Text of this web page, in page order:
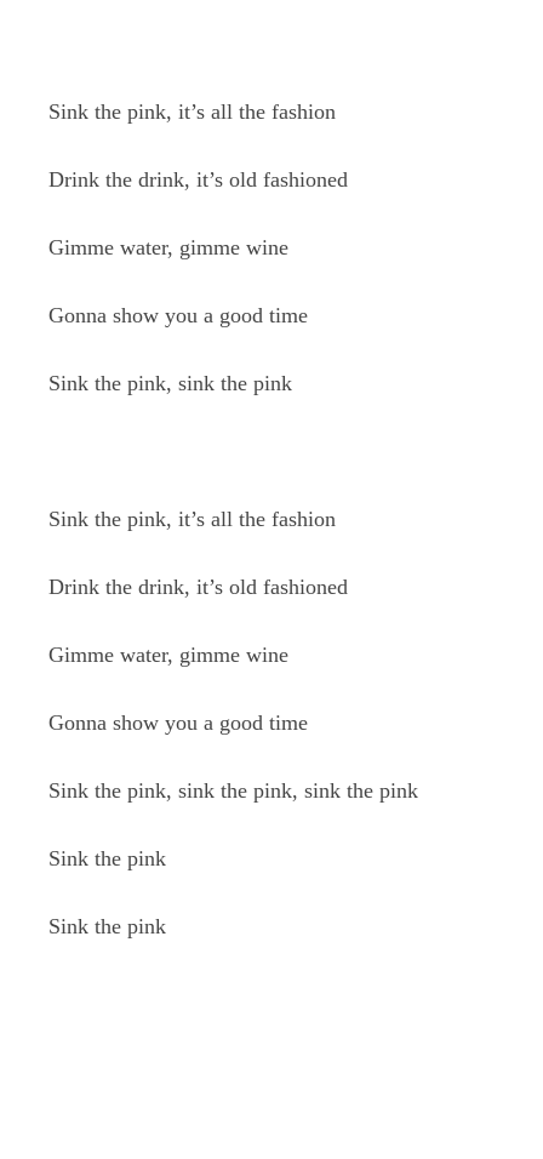
Sink the pink, it’s all the fashion
Drink the drink, it’s old fashioned
Gimme water, gimme wine
Gonna show you a good time
Sink the pink, sink the pink
Sink the pink, it’s all the fashion
Drink the drink, it’s old fashioned
Gimme water, gimme wine
Gonna show you a good time
Sink the pink, sink the pink, sink the pink
Sink the pink
Sink the pink